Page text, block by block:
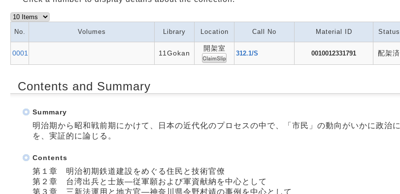
No. Volumes Library Location Call No Material ID Status
0001 11Gokan
開架室
312.1/S 0010012331791 配架済
Contents and Summary
Summary
明治期から昭和戦前期にかけて、日本の近代化のプロセスの中で、「市民」の動向がいかに政治
を、実証的に論じる。
Contents
第１章 明治初期鉄道建設をめぐる住民と技術官僚
第２章 台湾出兵と士族―従軍願および軍資献納を中心として
第３章 三新法運用と地方官―神奈川県令野村靖の事例を中心として